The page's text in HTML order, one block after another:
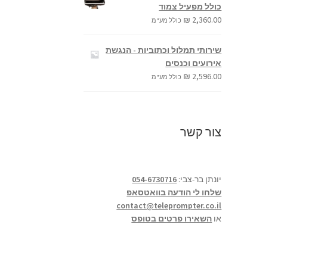
כולל מפעיל צמוד
₪ 2,360.00 כולל מע"מ
שירותי תמלול וכתוביות - הנגשת
אירועים וכנסים
₪ 2,596.00 כולל מע"מ
צור קשר
יונתן בר-צבי: 054-6730716
שלחו לי הודעה בוואטסאפ
contact@teleprompter.co.il
או השאירו פרטים בטופס